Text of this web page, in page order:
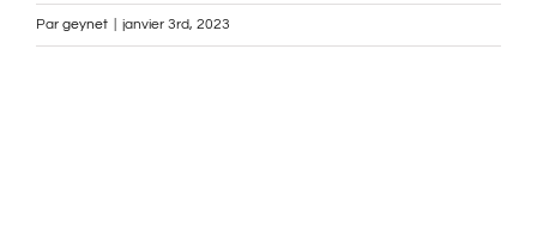
Par geynet janvier 3rd, 2023